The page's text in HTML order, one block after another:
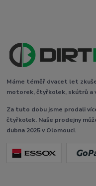
Máme téměř dvacet let
motorek, čtyřkolek, skútrů a
Za tuto dobu jsme prodali
čtyřkolek. Naše prodejny
dubna 2025 v Olomouci.